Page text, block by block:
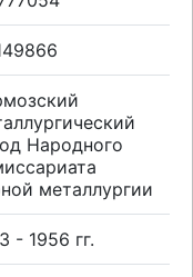
Народного
металлургии
- 1956 гг.